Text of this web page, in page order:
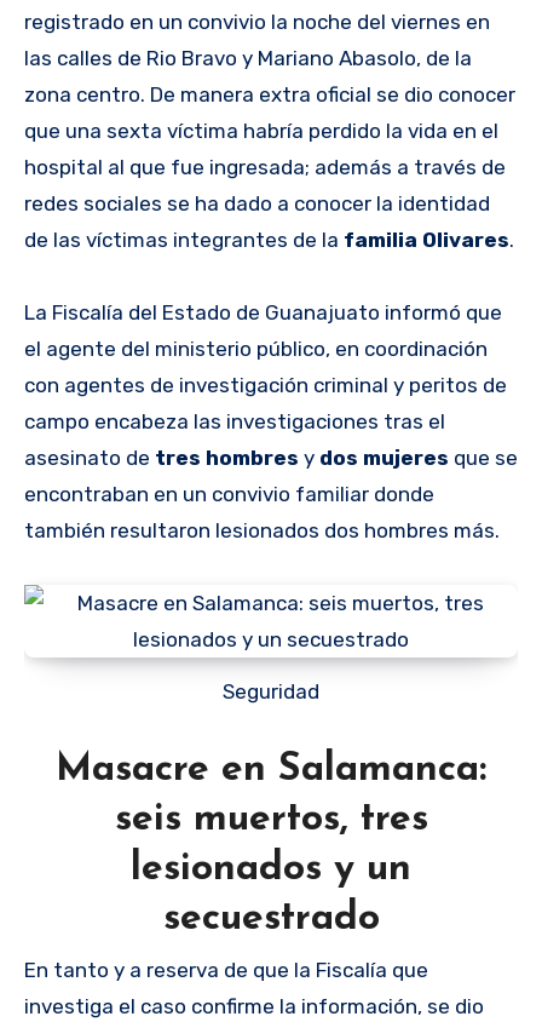
registrado en un convivio la noche del viernes en
las calles de Rio Bravo y Mariano Abasolo, de la
zona centro. De manera extra oficial se dio conocer
que una sexta víctima habría perdido la vida en el
hospital al que fue ingresada; además a través de
redes sociales se ha dado a conocer la identidad
de las víctimas integrantes de la familia Olivares.
La Fiscalía del Estado de Guanajuato informó que
el agente del ministerio público, en coordinación
con agentes de investigación criminal y peritos de
campo encabeza las investigaciones tras el
asesinato de tres hombres y dos mujeres que se
encontraban en un convivio familiar donde
también resultaron lesionados dos hombres más.
Seguridad
Masacre en Salamanca:
seis muertos, tres
lesionados y un
secuestrado
En tanto y a reserva de que la Fiscalía que
investiga el caso confirme la información, se dio